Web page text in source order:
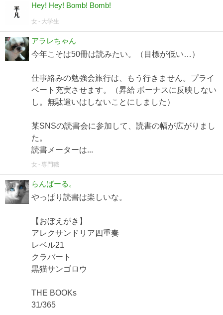
Hey! Hey! Bomb! Bomb!
女 大学生
アラレちゃん
今年こそは50冊は読みたい。（目標が低い…）
仕事絡みの勉強会旅行は、もう行きません。プライ
ベート充実させます。（昇給 ボーナスに反映しない
し。無駄遣いはしないことにしました）
某SNSの読書会に参加して、読書の幅が広がりまし
た。
読書メーターは...
女 専門職
らんばーる。
やっぱり読書は楽しいな。
【おぼえがき】
アレクサンドリア四重奏
レベル21
クラバート
黒猫サンゴロウ
THE BOOKs
31/365